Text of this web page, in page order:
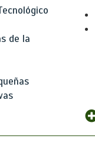
de la